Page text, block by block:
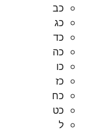
כב
כג
כד
כה
כו
כז
כח
כט
ל